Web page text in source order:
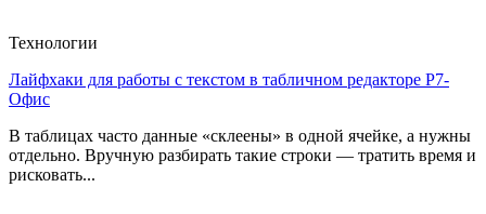
Технологии
Лайфхаки для работы с текстом в табличном редакторе Р7-
Офис
В таблицах часто данные «склеены» в одной ячейке, а нужны
отдельно. Вручную разбирать такие строки — тратить время и
рисковать...